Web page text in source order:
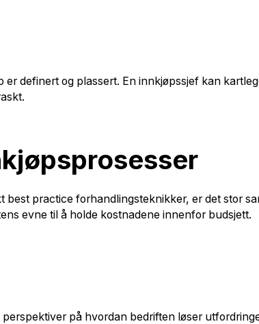
definert og plassert. En innkjøpssjef kan
practice forhandlingsteknikker, er det stor
evne til å holde kostnadene innenfor budsjett.
på hvordan bedriften løser